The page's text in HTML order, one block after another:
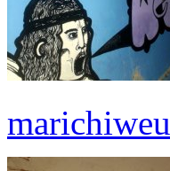
marichiweu